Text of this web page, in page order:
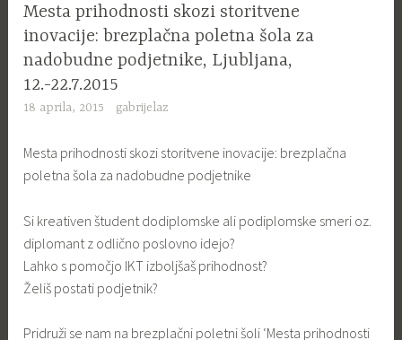
Mesta prihodnosti skozi storitvene
inovacije: brezplačna poletna šola za
nadobudne podjetnike, Ljubljana,
12.-22.7.2015
18 aprila, 2015 gabrijelaz
Mesta prihodnosti skozi storitvene inovacije: brezplačna
poletna šola za nadobudne podjetnike
Si kreativen študent dodiplomske ali podiplomske smeri oz.
diplomant z odlično poslovno idejo?
Lahko s pomočjo IKT izboljšaš prihodnost?
Želiš postati podjetnik?
Pridruži se nam na brezplačni poletni šoli ‘Mesta prihodnosti